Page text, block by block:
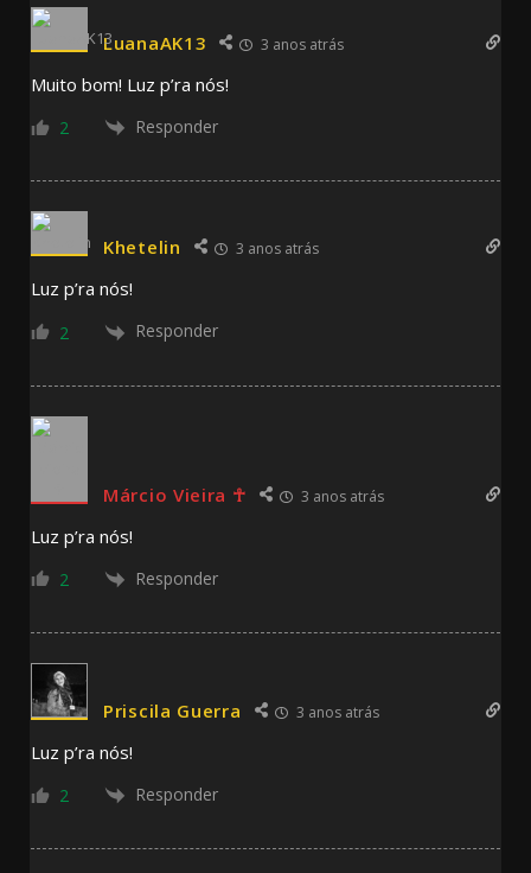
LuanaAK13 3 anos atrás
Muito bom! Luz p’ra nós!
2 Responder
Khetelin 3 anos atrás
Luz p’ra nós!
2 Responder
Márcio Vieira ☥ 3 anos atrás
Luz p’ra nós!
2 Responder
Priscila Guerra 3 anos atrás
Luz p’ra nós!
2 Responder